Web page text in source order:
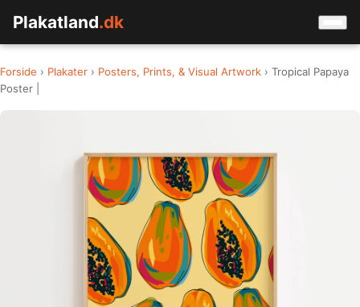
Plakatland.dk
Forside › Plakater › Posters, Prints, & Visual Artwork › Tropical Papaya
Poster |